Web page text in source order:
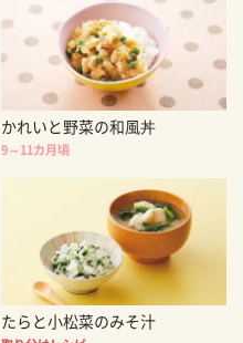
かれいと野菜の和風丼
9～11カ月頃
たらと小松菜のみそ汁